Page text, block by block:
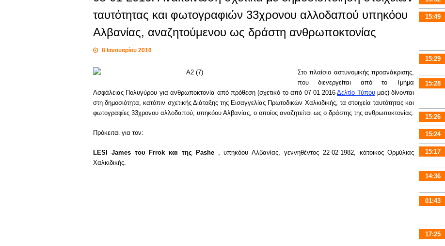
ταυτότητας και φωτογραφιών 33χρονου αλλοδαπού υπηκόου
Αλβανίας, αναζητούμενου ως δράστη ανθρωποκτονίας
8 Ιανουαρίου 2016
Στο πλαίσιο αστυνομικής προανάκρισης,
που διενεργείται από το Τμήμα
Ασφάλειας Πολυγύρου για ανθρωποκτονία από πρόθεση (σχετικό το από 07-01-2016Δελτίο Τύπουμας) δίνονται
στη δημοσιότητα, κατόπιν σχετικής Διάταξης της Εισαγγελίας Πρωτοδικών Χαλκιδικής, τα στοιχεία ταυτότητας και
φωτογραφίες 33χρονου αλλοδαπού, υπηκόου Αλβανίας, ο οποίος αναζητείται ως ο δράστης της ανθρωποκτονίας.
Πρόκειται για τον:
LESI James του Frrokκαι της Pashe , υπηκόου Αλβανίας, γεννηθέντος 22-02-1982, κάτοικος Ορμύλιας
Χαλκιδικής.
15:49
15:29
15:28
15:26
15:24
15:17
14:36
01:43
17:25